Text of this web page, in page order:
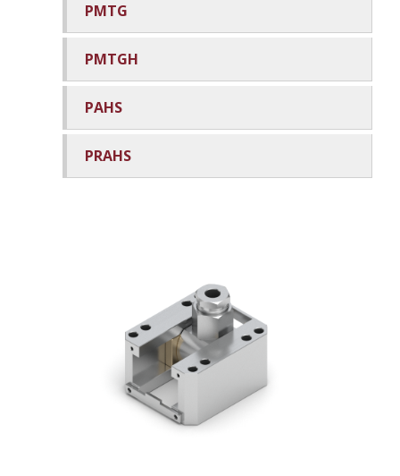
PMTG
PMTGH
PAHS
PRAHS